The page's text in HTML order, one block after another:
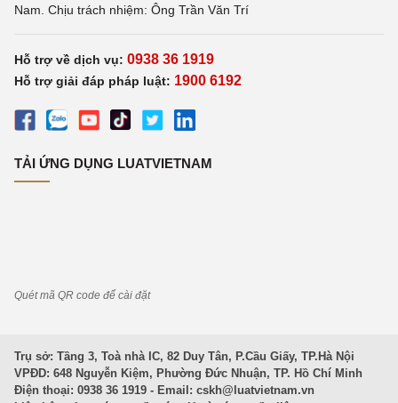
Nam. Chịu trách nhiệm: Ông Trần Văn Trí
Hỗ trợ về dịch vụ: 0938 36 1919
Hỗ trợ giải đáp pháp luật: 1900 6192
TẢI ỨNG DỤNG LUATVIETNAM
Quét mã QR code để cài đặt
Trụ sở: Tầng 3, Toà nhà IC, 82 Duy Tân, P.Cầu Giấy, TP.Hà Nội
VPĐD: 648 Nguyễn Kiệm, Phường Đức Nhuận, TP. Hồ Chí Minh
Điện thoại: 0938 36 1919 - Email: cskh@luatvietnam.vn